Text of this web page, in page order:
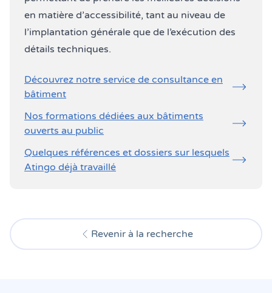
en matière d’accessibilité, tant au niveau de
l’implantation générale que de l’exécution des
détails techniques.
Découvrez notre service de consultance en
bâtiment
Nos formations dédiées aux bâtiments
ouverts au public
Quelques références et dossiers sur lesquels
Atingo déjà travaillé
Revenir à la recherche